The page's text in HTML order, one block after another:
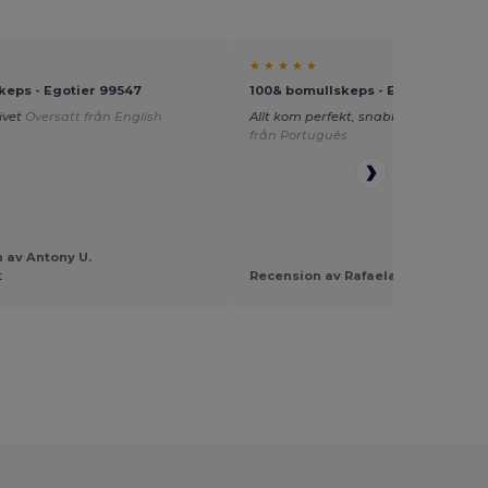
- Egotier 99547
Översatt från English
av Antony U.
★ ★ ★ ★ ★
100& bomullskeps - Egotier 99029
Allt kom perfekt, snabb leverans
från Português
Recension av Rafaela Diias D.